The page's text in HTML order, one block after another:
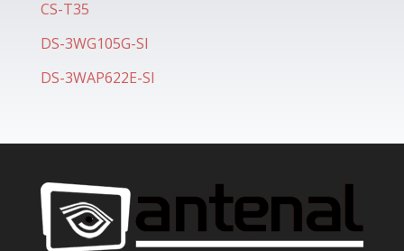
CS-T35
DS-3WG105G-SI
DS-3WAP622E-SI